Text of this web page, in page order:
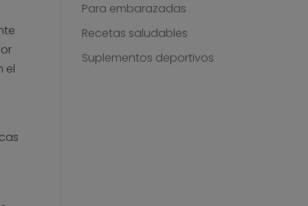
el
Para embarazadas
Recetas saludables
Suplementos deportivos